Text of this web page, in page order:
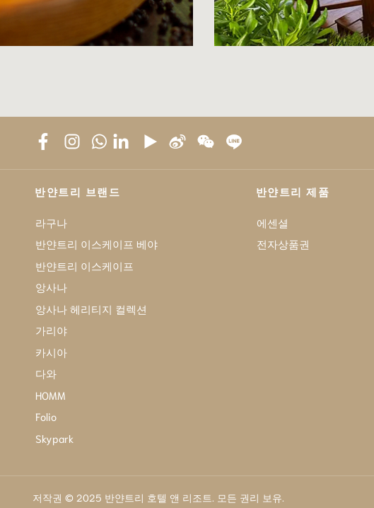
반얀트리 브랜드
라구나
반얀트리 이스케이프 베야
반얀트리 이스케이프
앙사나
앙사나 헤리티지 컬렉션
가리야
카시아
다와
HOMM
Folio
Skypark
반얀트리 제품
에센셜
전자상품권
저작권 © 2025 반얀트리 호텔 앤 리조트. 모든 권리 보유.